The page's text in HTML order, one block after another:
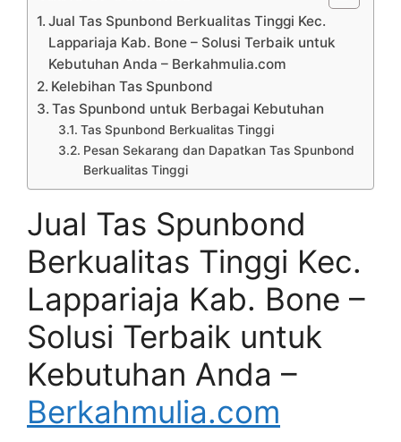
Jual Tas Spunbond Berkualitas Tinggi Kec.
Lappariaja Kab. Bone – Solusi Terbaik untuk
Kebutuhan Anda – Berkahmulia.com
Kelebihan Tas Spunbond
Tas Spunbond untuk Berbagai Kebutuhan
Tas Spunbond Berkualitas Tinggi
Pesan Sekarang dan Dapatkan Tas Spunbond
Berkualitas Tinggi
Jual Tas Spunbond
Berkualitas Tinggi Kec.
Lappariaja Kab. Bone –
Solusi Terbaik untuk
Kebutuhan Anda –
Berkahmulia.com